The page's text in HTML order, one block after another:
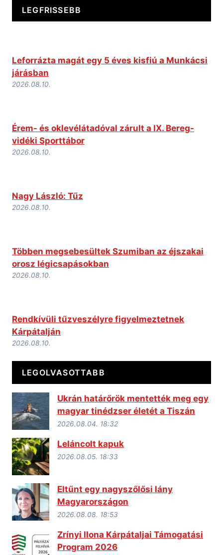
LEGFRISSEBB
Leforrázta magát egy 5 éves kisfiú a Munkácsi
járásban
2026.08.10.
Érem- és oklevélátadóval zárult a IX. Bereg-
vidéki Sporttábor
2026.08.10.
Nagy László: Tűz
2026.08.10.
Többen megsebesültek Szumiban az éjszakai
orosz légicsapásokban
2026.08.10.
Rendkívüli tűzveszélyre figyelmeztetnek
Kárpátalján
2026.08.10.
LEGOLVASOTTABB
Ukrán határőrök mentették meg egy
magyar tinédzser életét a Tiszán
2026.08.04. 18:32
Leláncolt kapuk
2026.08.05. 18:33
Eltűnt egy nagyszőlősi lány
Magyarországon
2026.08.08. 18:53
Zrínyi Ilona Kárpátaljai Támogatási
Program 2026